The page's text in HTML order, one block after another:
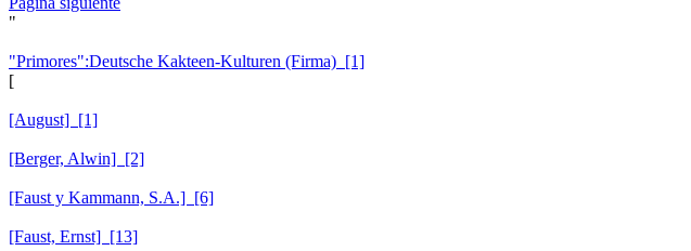
"
"Primores":Deutsche Kakteen-Kulturen (Firma) [1]
[
[August] [1]
[Berger, Alwin] [2]
[Faust y Kammann, S.A.] [6]
[Faust, Ernst] [13]